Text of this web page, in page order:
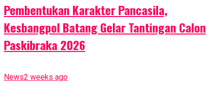
Pembentukan Karakter Pancasila,
Kesbangpol Batang Gelar Tantingan Calon
Paskibraka 2026
News2 weeks ago